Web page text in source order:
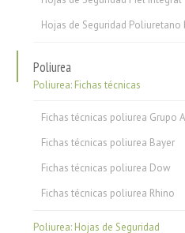
Hojas de Seguridad Poliuretano
Poliurea
Poliurea: Fichas técnicas
Fichas técnicas poliurea Grupo
Fichas técnicas poliurea Bayer
Fichas técnicas poliurea Dow
Fichas técnicas poliurea Rhino
Poliurea: Hojas de Seguridad